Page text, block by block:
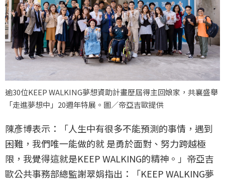
逾30位KEEP WALKING夢想資助計畫歷屆得主回娘家，共襄盛舉
「走進夢想中」20週年特展。圖／帝亞吉歐提供
陳彥博表示：「人生中有很多不能預測的事情，遇到
困難，我們唯一能做的就 是勇於面對、努力跨越極
限，我覺得這就是KEEP WALKING的精神。」帝亞吉
歐公共事務部總監謝翠娟指出：「KEEP WALKING夢